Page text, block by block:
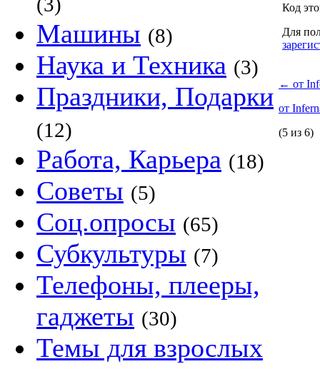
Машины (8)
Наука и Техника (3)
Праздники, Подарки
(12)
Работа, Карьера (18)
Советы (5)
Соц.опросы (65)
Субкультуры (7)
Телефоны, плееры,
гаджеты (30)
Темы для взрослых
Код
Для
← от
от
(5 из 6)